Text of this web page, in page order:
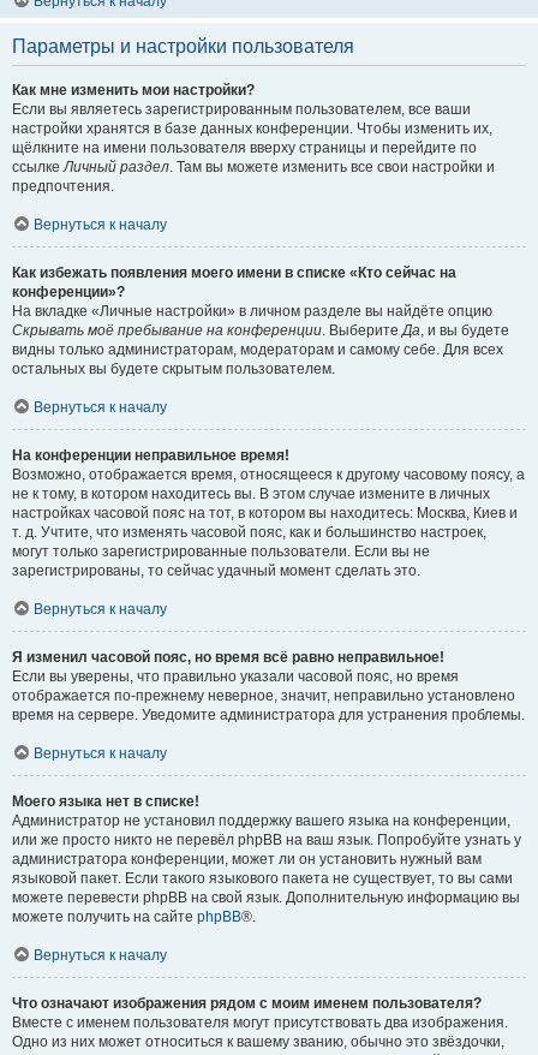
Параметры и настройки пользователя
Как мне изменить мои настройки?
Если вы являетесь зарегистрированным пользователем, все ваши
настройки хранятся в базе данных конференции. Чтобы изменить их,
щёлкните на имени пользователя вверху страницы и перейдите по
ссылкеЛичный раздел. Там вы можете изменить все свои настройки и
предпочтения.
Вернуться к началу
Как избежать появления моего имени в списке «Кто сейчас на
конференции»?
На вкладке «Личные настройки» в личном разделе вы найдёте опцию
Скрывать моё пребывание на конференции. ВыберитеДа, и вы будете
видны только администраторам, модераторам и самому себе. Для всех
остальных вы будете скрытым пользователем.
Вернуться к началу
На конференции неправильное время!
Возможно, отображается время, относящееся к другому часовому поясу, а
не к тому, в котором находитесь вы. В этом случае измените в личных
настройках часовой пояс на тот, в котором вы находитесь: Москва, Киев и
т. д. Учтите, что изменять часовой пояс, как и большинство настроек,
могут только зарегистрированные пользователи. Если вы не
зарегистрированы, то сейчас удачный момент сделать это.
Вернуться к началу
Я изменил часовой пояс, но время всё равно неправильное!
Если вы уверены, что правильно указали часовой пояс, но время
отображается по-прежнему неверное, значит, неправильно установлено
время на сервере. Уведомите администратора для устранения проблемы.
Вернуться к началу
Моего языка нет в списке!
Администратор не установил поддержку вашего языка на конференции,
или же просто никто не перевёл phpBB на ваш язык. Попробуйте узнать у
администратора конференции, может ли он установить нужный вам
языковой пакет. Если такого языкового пакета не существует, то вы сами
можете перевести phpBB на свой язык. Дополнительную информацию вы
можете получить на сайте phpBB®.
Вернуться к началу
Что означают изображения рядом с моим именем пользователя?
Вместе с именем пользователя могут присутствовать два изображения.
Одно из них может относиться к вашему званию, обычно это звёздочки,